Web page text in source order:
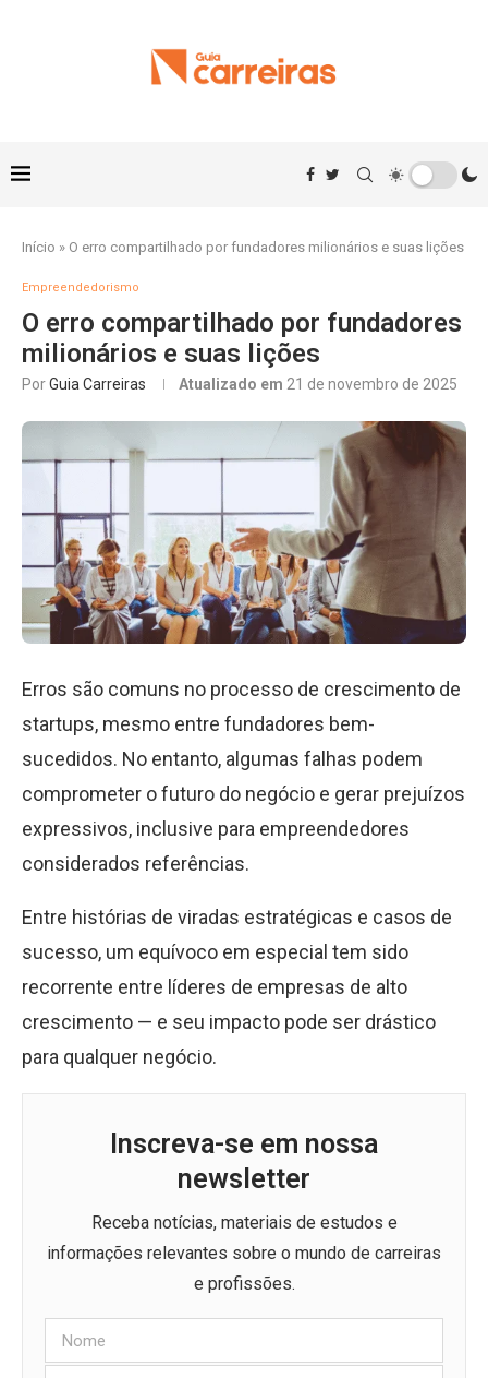
Início » O erro compartilhado por fundadores milionários e suas lições
Empreendedorismo
O erro compartilhado por fundadores
milionários e suas lições
PorGuia Carreiras Atualizado em 21 de novembro de 2025
Erros são comuns no processo de crescimento de
startups, mesmo entre fundadores bem-
sucedidos. No entanto, algumas falhas podem
comprometer o futuro do negócio e gerar prejuízos
expressivos, inclusive para empreendedores
considerados referências.
Entre histórias de viradas estratégicas e casos de
sucesso, um equívoco em especial tem sido
recorrente entre líderes de empresas de alto
crescimento — e seu impacto pode ser drástico
para qualquer negócio.
Inscreva-se em nossa
newsletter
Receba notícias, materiais de estudos e
informações relevantes sobre o mundo de carreiras
e profissões.